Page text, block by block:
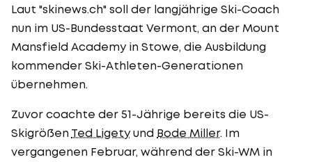
Laut "skinews.ch" soll der langjährige Ski-Coach
nun im US-Bundesstaat Vermont, an der Mount
Mansfield Academy in Stowe, die Ausbildung
kommender Ski-Athleten-Generationen
übernehmen.
Zuvor coachte der 51-Jährige bereits die US-
Skigrößen Ted Ligetyund Bode Miller. Im
vergangenen Februar, während der Ski-WM in